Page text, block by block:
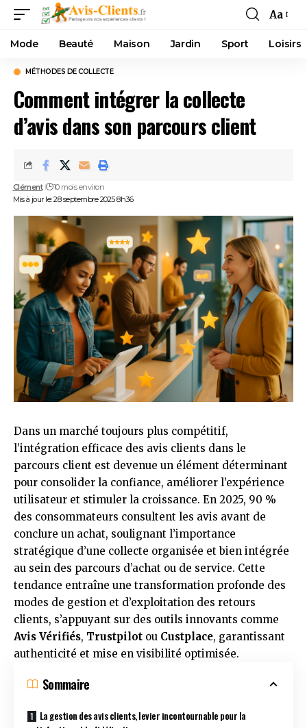
Aa
Mode Beauté Maison Jardin Sport Loisirs
MÉTHODES DE COLLECTE
Comment intégrer la collecte
d’avis dans son parcours client
Mis à jour le: 28 septembre 2025 8h36
Clément 10 mois environ
Dans un marché toujours plus compétitif,
l’intégration efficace des avis clients dans le
parcours client est devenue un élément déterminant
pour consolider la confiance, améliorer l’expérience
utilisateur et stimuler la croissance. En 2025, 90 %
des consommateurs consultent les avis avant de
conclure un achat, soulignant l’importance
stratégique d’une collecte organisée et bien intégrée
au sein des parcours d’achat ou de service. Cette
tendance entraîne une transformation profonde des
modes de gestion et d’exploitation des retours
clients, s’appuyant sur des outils innovants comme
Avis Vérifiés, Trustpilot ou Custplace, garantissant
authenticité et mise en visibilité optimisée.
Sommaire
La gestion des avis clients, levier incontournable pour la